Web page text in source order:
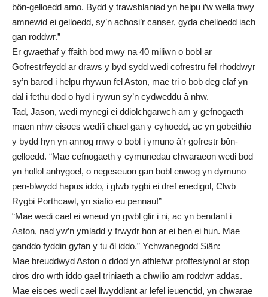
bôn-gelloedd arno. Bydd y trawsblaniad yn helpu i’w wella trwy
amnewid ei gelloedd, sy’n achosi’r canser, gyda chelloedd iach
gan roddwr.”
Er gwaethaf y ffaith bod mwy na 40 miliwn o bobl ar
Gofrestrfeydd ar draws y byd sydd wedi cofrestru fel rhoddwyr
sy’n barod i helpu rhywun fel Aston, mae tri o bob deg claf yn
dal i fethu dod o hyd i rywun sy’n cydweddu â nhw.
Tad, Jason, wedi mynegi ei ddiolchgarwch am y gefnogaeth
maen nhw eisoes wedi’i chael gan y cyhoedd, ac yn gobeithio
y bydd hyn yn annog mwy o bobl i ymuno â’r gofrestr bôn-
gelloedd. “Mae cefnogaeth y cymunedau chwaraeon wedi bod
yn hollol anhygoel, o negeseuon gan bobl enwog yn dymuno
pen-blwydd hapus iddo, i glwb rygbi ei dref enedigol, Clwb
Rygbi Porthcawl, yn siafio eu pennau!”
“Mae wedi cael ei wneud yn gwbl glir i ni, ac yn bendant i
Aston, nad yw’n ymladd y frwydr hon ar ei ben ei hun. Mae
ganddo fyddin gyfan y tu ôl iddo.” Ychwanegodd Siân:
Mae breuddwyd Aston o ddod yn athletwr proffesiynol ar stop
dros dro wrth iddo gael triniaeth a chwilio am roddwr addas.
Mae eisoes wedi cael llwyddiant ar lefel ieuenctid, yn chwarae